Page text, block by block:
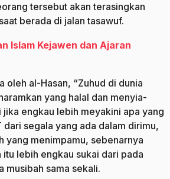
tersebut akan terasingkan
berada di jalan tasawuf.
Islam Kejawen dan Ajaran
oleh al-Hasan, “Zuhud di dunia
yang halal dan menyia-
jika engkau lebih meyakini apa yang
dari segala yang ada dalam dirimu,
yang menimpamu, sebenarnya
itu lebih engkau sukai dari pada
musibah sama sekali.